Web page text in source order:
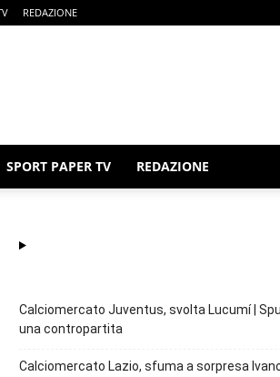
REDAZIONE
SPORT PAPER TV REDAZIONE
Calciomercato Juventus, svolta Lucumí |
una contropartita
Calciomercato Lazio, sfuma a sorpresa